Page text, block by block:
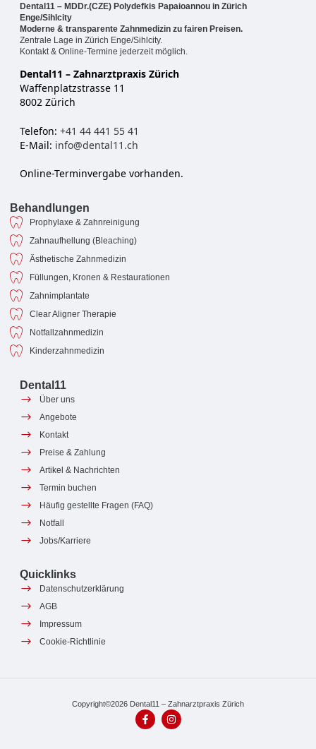
Dental11 – MDDr.(CZE) Polydefkis Papaioannou in Zürich
Enge/Sihlcity
Moderne & transparente Zahnmedizin zu fairen Preisen.
Zentrale Lage in Zürich Enge/Sihlcity.
Kontakt & Online-Termine jederzeit möglich.
Dental11 – Zahnarztpraxis Zürich
Waffenplatzstrasse 11
8002 Zürich
Telefon: +41 44 441 55 41
E-Mail: info@dental11.ch
Online-Terminvergabe vorhanden.
Behandlungen
Prophylaxe & Zahnreinigung
Zahnaufhellung (Bleaching)
Ästhetische Zahnmedizin
Füllungen, Kronen & Restaurationen
Zahnimplantate
Clear Aligner Therapie
Notfallzahnmedizin
Kinderzahnmedizin
Dental11
Über uns
Angebote
Kontakt
Preise & Zahlung
Artikel & Nachrichten
Termin buchen
Häufig gestellte Fragen (FAQ)
Notfall
Jobs/Karriere
Quicklinks
Datenschutzerklärung
AGB
Impressum
Cookie-Richtlinie
Copyright©2026 Dental11 – Zahnarztpraxis Zürich